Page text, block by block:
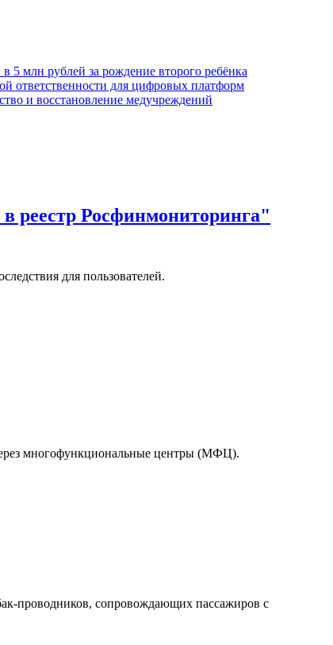
5 млн рублей за рождение второго ребёнка
ответственности для цифровых платформ
и восстановление медучреждений
реестр Росфинмониторинга"
для пользователей.
многофункциональные центры (МФЦ).
проводников, сопровождающих пассажиров с